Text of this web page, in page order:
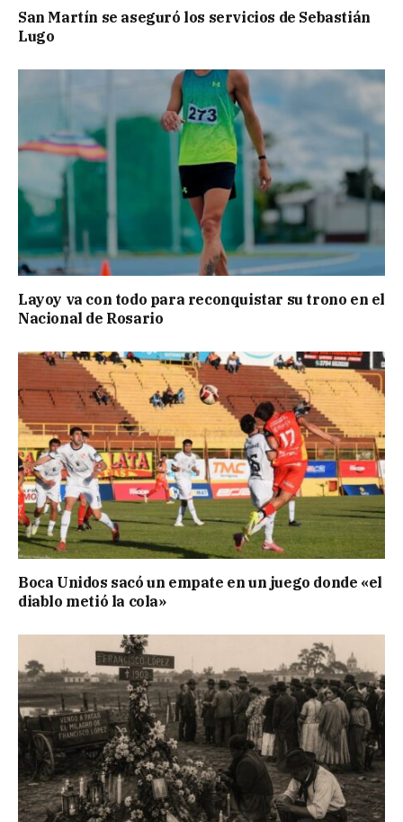
San Martín se aseguró los servicios de Sebastián
Lugo
Layoy va con todo para reconquistar su trono en el
Nacional de Rosario
Boca Unidos sacó un empate en un juego donde «el
diablo metió la cola»